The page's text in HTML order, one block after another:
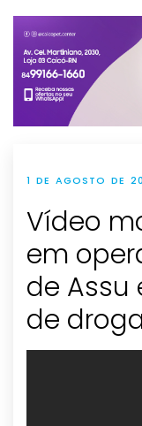
1 DE AGOSTO DE
Vídeo
em
de Assu
de